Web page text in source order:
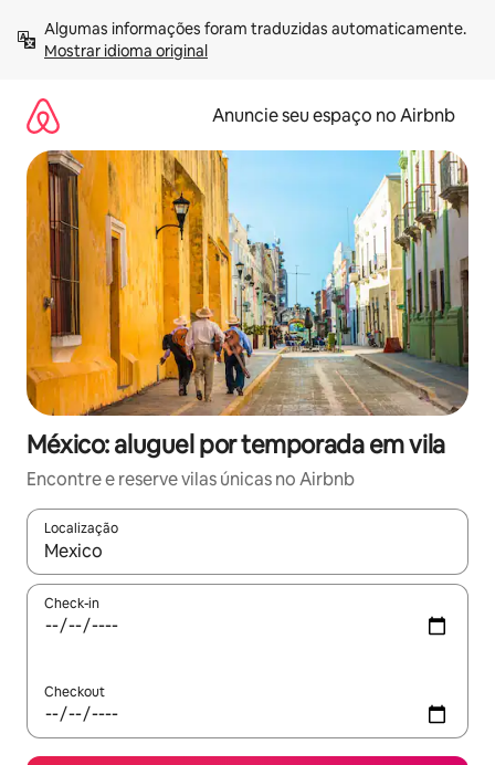
para
Mostrar idioma original
Anuncie seu espaço no Airbnb
México: aluguel por temporada em vila
Encontre e reserve vilas únicas no Airbnb
Localização
Quando os resultados estiverem disponíveis, explore-os
Check-in
Checkout